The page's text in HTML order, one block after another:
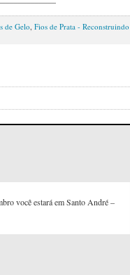
de Gelo, Fios de Prata - Reconstruindo
você estará em Santo André –